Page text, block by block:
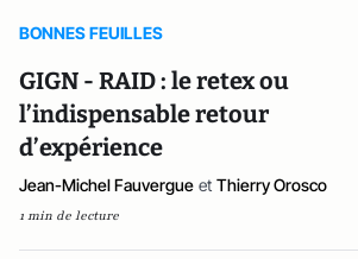
BONNES FEUILLES
GIGN - RAID : le retex ou
l’indispensable retour
d’expérience
Jean-Michel Fauvergue et Thierry Orosco
1 min de lecture